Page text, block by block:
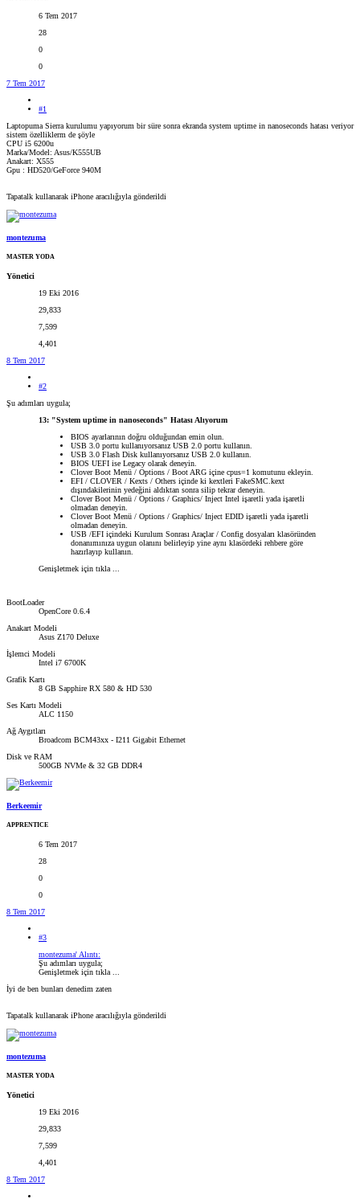
6 Tem 2017
28
0
0
7 Tem 2017
#1
Laptopuma Sierra kurulumu yapıyorum bir süre sonra ekranda system uptime in nanoseconds hatası veriyor
sistem özelliklerm de şöyle
CPU i5 6200u
Marka/Model: Asus/K555UB
Anakart: X555
Gpu : HD520/GeForce 940M
Tapatalk kullanarak iPhone aracılığıyla gönderildi
montezuma
MASTER YODA
Yönetici
19 Eki 2016
29,833
7,599
4,401
8 Tem 2017
#2
Şu adımları uygula;
13: "System uptime in nanoseconds" Hatası Alıyorum
BIOS ayarlarının doğru olduğundan emin olun.
USB 3.0 portu kullanıyorsanız USB 2.0 portu kullanın.
USB 3.0 Flash Disk kullanıyorsanız USB 2.0 kullanın.
BIOS UEFI ise Legacy olarak deneyin.
Clover Boot Menü / Options / Boot ARG içine cpus=1 komutunu ekleyin.
EFI / CLOVER / Kexts / Others içinde ki kextleri FakeSMC.kext
dışındakilerinin yedeğini aldıktan sonra silip tekrar deneyin.
Clover Boot Menü / Options / Graphics/ Inject Intel işaretli yada işaretli
olmadan deneyin.
Clover Boot Menü / Options / Graphics/ Inject EDID işaretli yada işaretli
olmadan deneyin.
USB /EFI içindeki Kurulum Sonrası Araçlar / Config dosyaları klasöründen
donanımınıza uygun olanını belirleyip yine aynı klasördeki rehbere göre
hazırlayıp kullanın.
Genişletmek için tıkla ...
BootLoader
OpenCore 0.6.4
Anakart Modeli
Asus Z170 Deluxe
İşlemci Modeli
Intel i7 6700K
Grafik Kartı
8 GB Sapphire RX 580 & HD 530
Ses Kartı Modeli
ALC 1150
Ağ Aygıtları
Broadcom BCM43xx - I211 Gigabit Ethernet
Disk ve RAM
500GB NVMe & 32 GB DDR4
Berkeemir
APPRENTICE
6 Tem 2017
28
0
0
8 Tem 2017
#3
montezuma' Alıntı:
Şu adımları uygula;
Genişletmek için tıkla ...
İyi de ben bunları denedim zaten
Tapatalk kullanarak iPhone aracılığıyla gönderildi
montezuma
MASTER YODA
Yönetici
19 Eki 2016
29,833
7,599
4,401
8 Tem 2017